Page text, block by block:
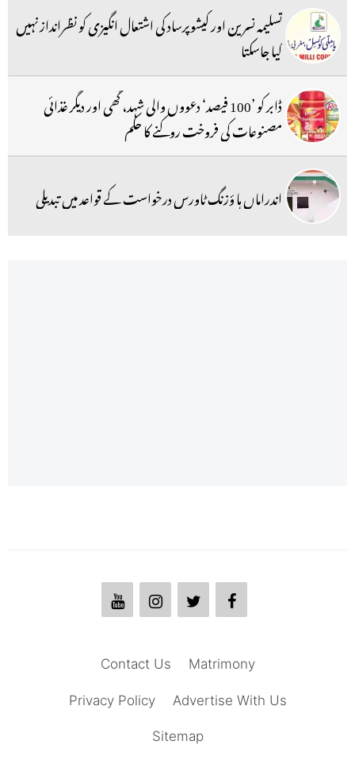
تسلیمہ نسرین اور کیشوپرساد کی اشتعال انگیزی کو نظرانداز نہیں
کیا جاسکتا
ڈابر کو ’100 فیصد‘ دعووں والی شہد، گھی اور دیگر غذائی
مصنوعات کی فروخت روکنے کا حکم
اندراماں ہا ؤزنگ ٹاورس درخواست کے قواعد میں تبدیلی
Matrimony
Contact Us
Advertise With Us
Privacy Policy
Sitemap